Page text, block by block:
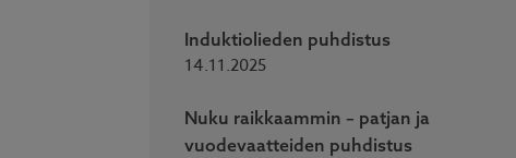
Induktiolieden puhdistus
14.11.2025
Nuku raikkaammin – patjan ja
vuodevaatteiden puhdistus